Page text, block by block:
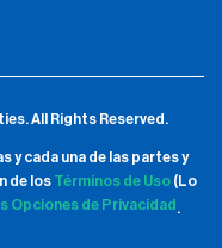
All Rights Reserved.
y cada una de las partes y
de los Términos de Uso(Lo
Opciones de Privacidad .